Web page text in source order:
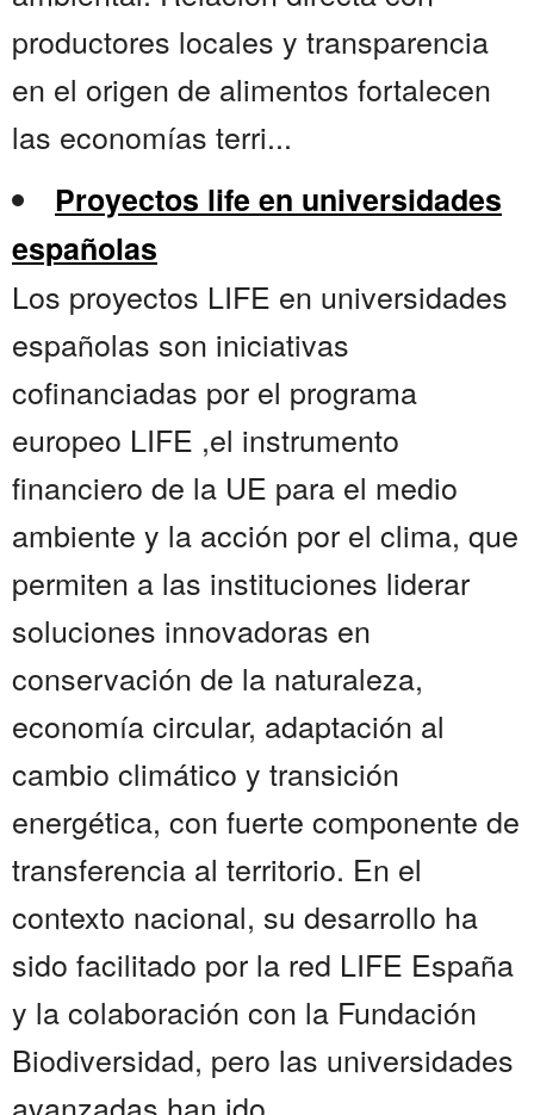
productores locales y transparencia
en el origen de alimentos fortalecen
las economías terri...
Proyectos life en universidades
españolas
Los proyectos LIFE en universidades
españolas son iniciativas
cofinanciadas por el programa
europeo LIFE ,el instrumento
financiero de la UE para el medio
ambiente y la acción por el clima, que
permiten a las instituciones liderar
soluciones innovadoras en
conservación de la naturaleza,
economía circular, adaptación al
cambio climático y transición
energética, con fuerte componente de
transferencia al territorio. En el
contexto nacional, su desarrollo ha
sido facilitado por la red LIFE España
y la colaboración con la Fundación
Biodiversidad, pero las universidades